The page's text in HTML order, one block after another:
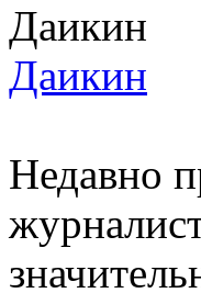
Даикин
Недавно